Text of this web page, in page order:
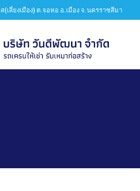
(เลี่ยงเมือง) ต.จอหอ อ.เมือง จ.นครราชสีมา